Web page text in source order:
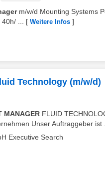
m/w/d Mounting Systems
...
[ Weitere Infos ]
Technology (m/w/d)
MANAGER FLUID
Unser Auftraggeber ist
Executive Search